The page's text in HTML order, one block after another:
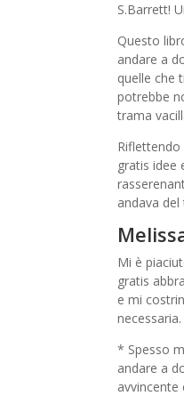
S.Barrett!
Questo
andare a
quelle che
potrebbe
trama
gratis idee
andava
Mi è
gratis
e mi
* Spesso
andare a
avvincente